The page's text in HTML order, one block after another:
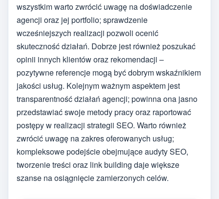
wszystkim warto zwrócić uwagę na doświadczenie
agencji oraz jej portfolio; sprawdzenie
wcześniejszych realizacji pozwoli ocenić
skuteczność działań. Dobrze jest również poszukać
opinii innych klientów oraz rekomendacji –
pozytywne referencje mogą być dobrym wskaźnikiem
jakości usług. Kolejnym ważnym aspektem jest
transparentność działań agencji; powinna ona jasno
przedstawiać swoje metody pracy oraz raportować
postępy w realizacji strategii SEO. Warto również
zwrócić uwagę na zakres oferowanych usług;
kompleksowe podejście obejmujące audyty SEO,
tworzenie treści oraz link building daje większe
szanse na osiągnięcie zamierzonych celów.